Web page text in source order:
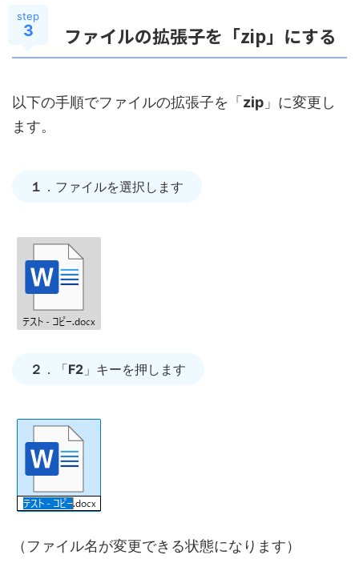
step
3 ファイルの拡張子を「zip」にする
以下の手順でファイルの拡張子を「zip 」に変更し
ます。
１ ．ファイルを選択します
２ ．「F2 」キーを押します
（ファイル名が変更できる状態になります）